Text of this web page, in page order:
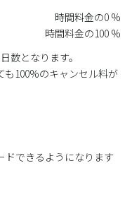
時間料金の0 %
時間料金の100 %
数となります。
も100%のキャンセル料が
ドできるようになります